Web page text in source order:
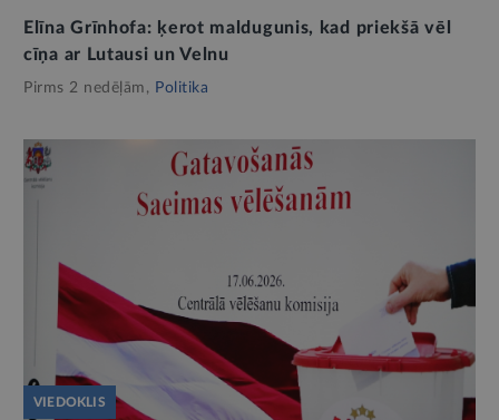
Elīna Grīnhofa: ķerot maldugunis, kad priekšā vēl
cīņa ar Lutausi un Velnu
Pirms 2 nedēļām, Politika
VIEDOKLIS